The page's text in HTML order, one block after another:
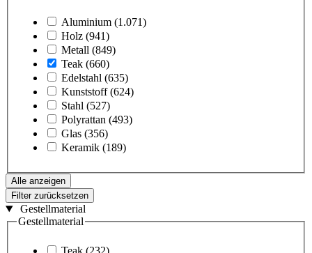
Aluminium (1.071)
Holz (941)
Metall (849)
Teak (660)
Edelstahl (635)
Kunststoff (624)
Stahl (527)
Polyrattan (493)
Glas (356)
Keramik (189)
Alle anzeigen
Filter zurücksetzen
Gestellmaterial
Gestellmaterial
Teak (232)